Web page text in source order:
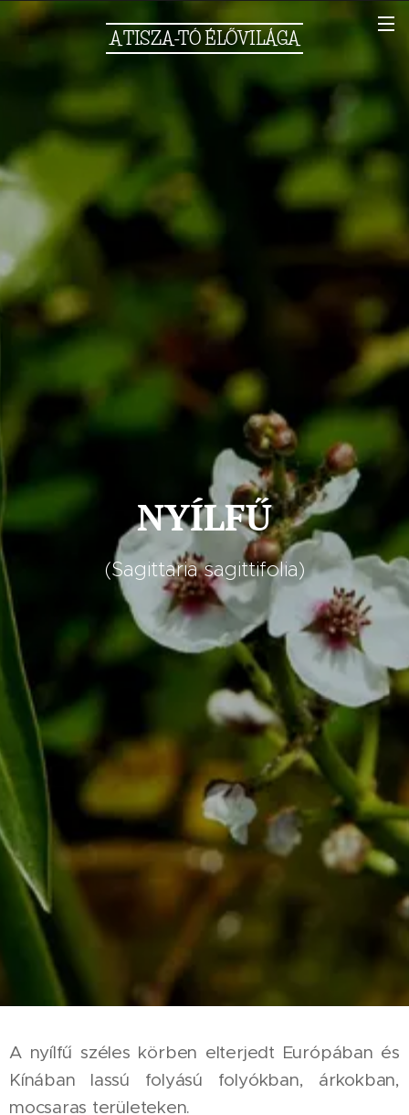
ATISZA-TÓÉLŐVILÁGA
NYÍLFŰ
(Sagittaria sagittifolia)
A nyílfű széles körben elterjedt Európában és
Kínában lassú folyású folyókban, árkokban,
mocsaras területeken.